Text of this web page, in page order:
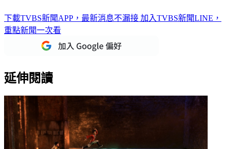
下載TVBS新聞APP，最新消息不漏接 加入TVBS新聞LINE，
重點新聞一次看
延伸閱讀